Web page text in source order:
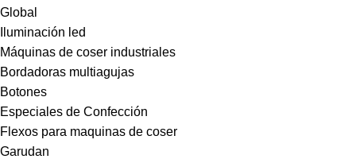
Global
Iluminación led
Máquinas de coser industriales
Bordadoras multiagujas
Botones
Especiales de Confección
Flexos para maquinas de coser
Garudan